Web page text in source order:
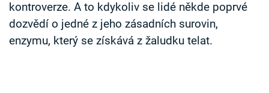
kontroverze. A to kdykoliv se lidé někde poprvé
dozvědí o jedné z jeho zásadních surovin,
enzymu, který se získává z žaludku telat.